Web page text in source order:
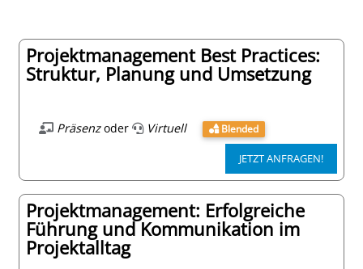
Projektmanagement Best Practices:
Struktur, Planung und Umsetzung
Präsenzoder Virtuell Blended
JETZT ANFRAGEN!
Projektmanagement: Erfolgreiche
Führung und Kommunikation im
Projektalltag